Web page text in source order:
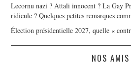
Lecornu nazi ? Attali innocent ? La Gay
ridicule ? Quelques petites remarques
Élection présidentielle 2027, quelle «
NOS AMIS